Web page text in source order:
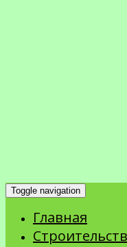
Toggle navigation
Главная